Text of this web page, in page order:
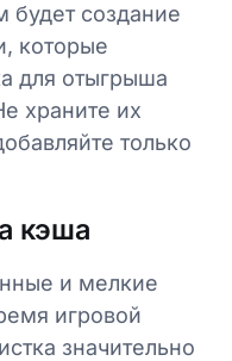
создание
которые
для отыгрыша
храните их
только
кэша
и мелкие
игровой
значительно